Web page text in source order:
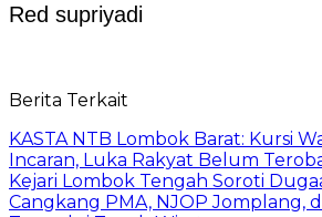
Red supriyadi
Berita Terkait
KASTA NTB Lombok Barat: Kursi
Incaran, Luka Rakyat Belum
Kejari Lombok Tengah Soroti
Cangkang PMA, NJOP Jomplang,